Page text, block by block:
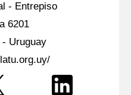
- Entrepiso
6201
- Uruguay